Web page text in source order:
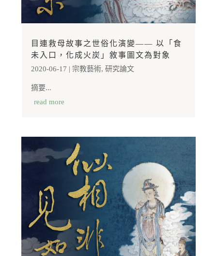
目連救母故事之世俗化演變—— 以「食
未入口，化成火炭」敘事圖文為對象
2020-06-17 | 宗教藝術, 研究論文
摘要...
read more